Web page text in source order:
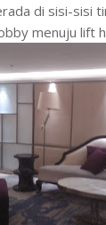
di sisi-sisi
menuju lift